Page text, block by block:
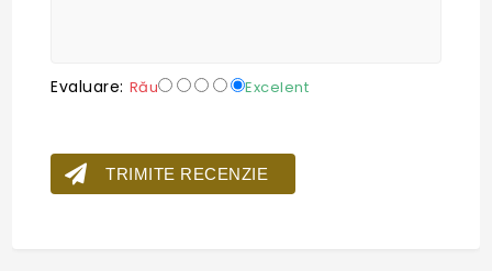
Evaluare: Rău Excelent
TRIMITE RECENZIE